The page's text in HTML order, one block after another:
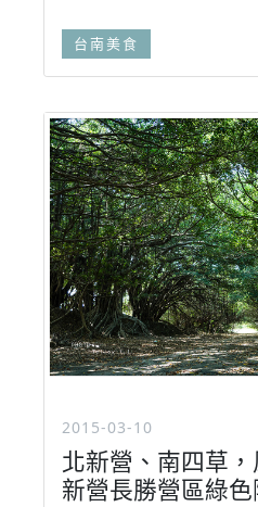
台南美食
2015-03-10
北新營、南四草
新營長勝營區綠